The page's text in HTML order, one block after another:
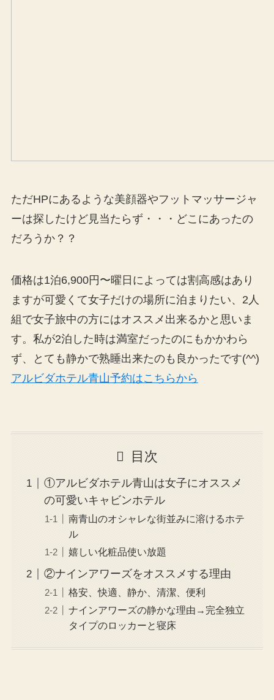
ただHPにあるような美顔器やフットマッサージャ
ーは探したけど見当たらず・・・どこにあったの
だろうか？？
価格は1泊6,900円〜曜日によっては割高感はあり
ますが可愛くて女子だけの場所に泊まりたい、2人
組で女子旅中の方にはオススメ出来るかと思いま
す。私が2泊した時は満室だったのにもかかわら
ず、とても静かで熟睡出来たのも良かったです(^^)
アルビダホテル青山予約はこちらから
目次
①アルビダホテル青山は女子にオススメ
の可愛いキャビンホテル
南青山のオシャレな街並みに溶けるホテ
ル
嬉しい化粧品使い放題
②ナインアワーズをオススメする理由
格安、快適、静か、清潔、便利
ナインアワーズの静かな理由→完全独立
タイプのロッカーと寝床